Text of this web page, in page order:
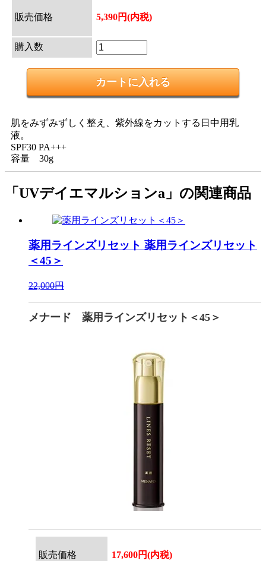
販売価格 5,390円(内税)
購入数
肌をみずみずしく整え、紫外線をカットする日中用乳
液。
SPF30 PA+++
容量 30g
「UVデイエマルションa」の関連商品
薬用ラインズリセット 薬用ラインズリセット
＜45＞
22,000円
メナード 薬用ラインズリセット＜45＞
販売価格 17,600円(内税)